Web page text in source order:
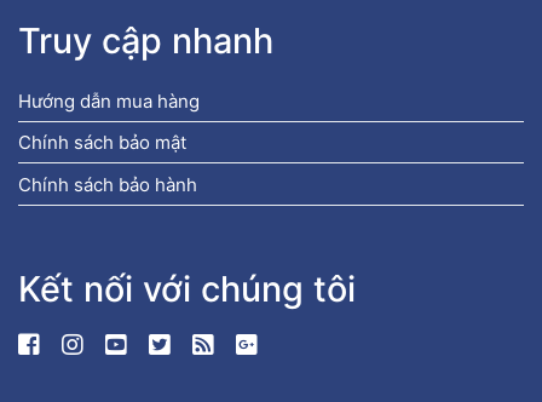
Truy cập nhanh
Hướng dẫn mua hàng
Chính sách bảo mật
Chính sách bảo hành
Kết nối với chúng tôi